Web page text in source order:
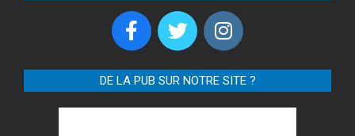
DE LA PUB SUR NOTRE SITE ?